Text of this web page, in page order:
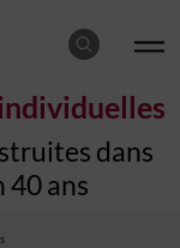
dans
40 ans